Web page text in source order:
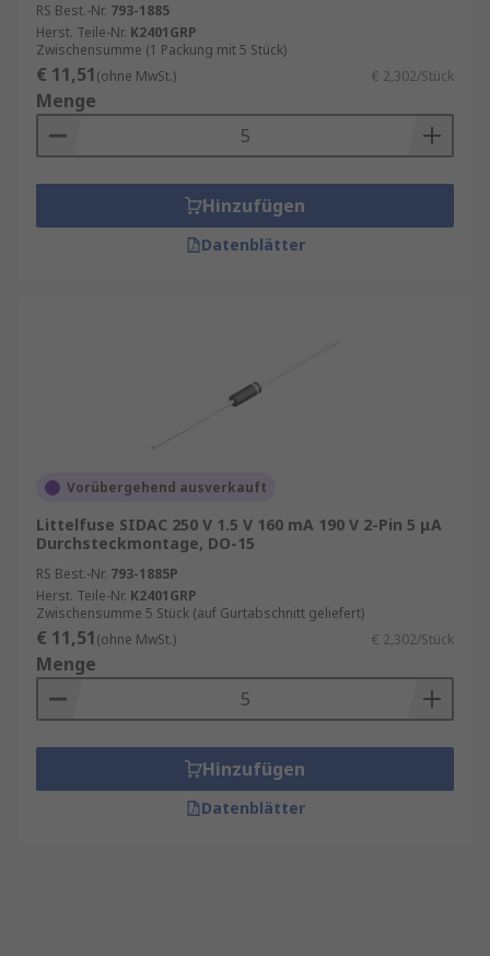
RS Best.-Nr. 793-1885
Herst. Teile-Nr. K2401GRP
Zwischensumme (1 Packung mit 5 Stück)
€ 11,51(ohne MwSt.) € 2,302/Stück
Menge
Hinzufügen
Datenblätter
Vorübergehend ausverkauft
Littelfuse SIDAC 250 V 1.5 V 160 mA 190 V 2-Pin 5 μA
Durchsteckmontage, DO-15
RS Best.-Nr. 793-1885P
Herst. Teile-Nr. K2401GRP
Zwischensumme 5 Stück (auf Gurtabschnitt geliefert)
€ 11,51(ohne MwSt.) € 2,302/Stück
Menge
Hinzufügen
Datenblätter